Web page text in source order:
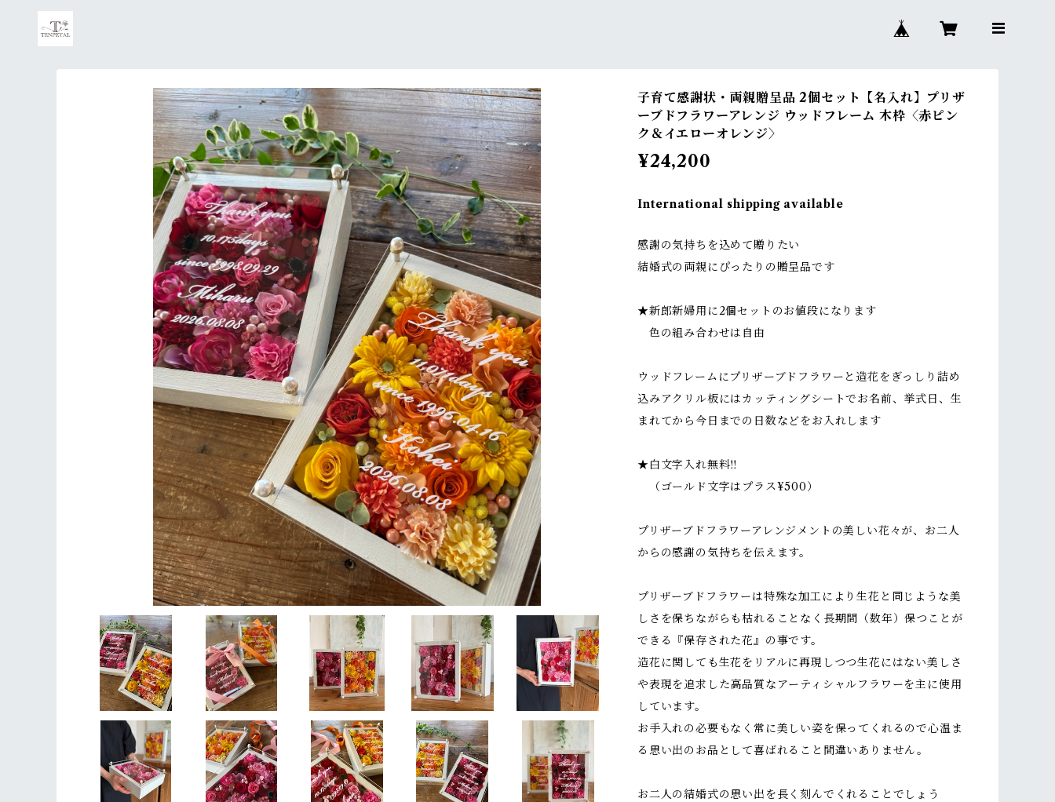
子育て感謝状・両親贈呈品 2個セット【名入れ】プリザ
ーブドフラワーアレンジ ウッドフレーム 木枠〈赤ピン
ク＆イエローオレンジ〉
¥24,200
International shipping available
感謝の気持ちを込めて贈りたい
結婚式の両親にぴったりの贈呈品です
★新郎新婦用に2個セットのお値段になります
色の組み合わせは自由
ウッドフレームにプリザーブドフラワーと造花をぎっしり詰め
込みアクリル板にはカッティングシートでお名前、挙式日、生
まれてから今日までの日数などをお入れします
★白文字入れ無料‼︎
（ゴールド文字はプラス¥500）
プリザーブドフラワーアレンジメントの美しい花々が、お二人
からの感謝の気持ちを伝えます。
プリザーブドフラワーは特殊な加工により生花と同じような美
しさを保ちながらも枯れることなく長期間（数年）保つことが
できる『保存された花』の事です。
造花に関しても生花をリアルに再現しつつ生花にはない美しさ
や表現を追求した高品質なアーティシャルフラワーを主に使用
しています。
お手入れの必要もなく常に美しい姿を保ってくれるので心温ま
る思い出のお品として喜ばれること間違いありません。
お二人の結婚式の思い出を長く刻んでくれることでしょう